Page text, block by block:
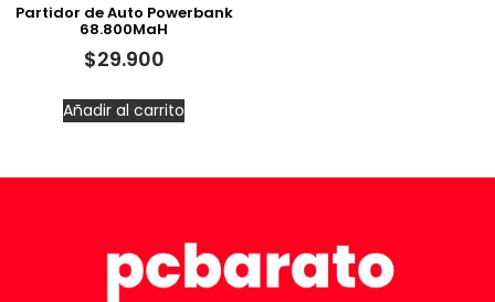
Partidor de Auto Powerbank
68.800MaH
$29.900
Añadir al carrito